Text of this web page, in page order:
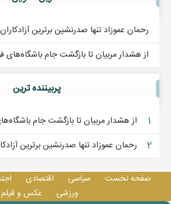
رحمان عموزاد تنها صدرنشین برترین
از هشدار مربیان تا بازگشت جام باشگاه‌های
پربيننده ترين
۱ از هشدار مربیان تا بازگشت جام
۲ رحمان عموزاد تنها صدرنشین برترین
صفحه نخست سیاسی اقتصادی
ورزشی
عکس و فيلم